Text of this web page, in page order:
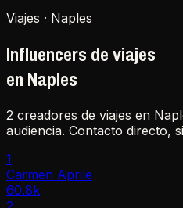
Viajes · Naples
Influencers de viajes
en Naples
2 creadores de viajes en
audiencia. Contacto directo,
1
Carmen Aprile
60.8k